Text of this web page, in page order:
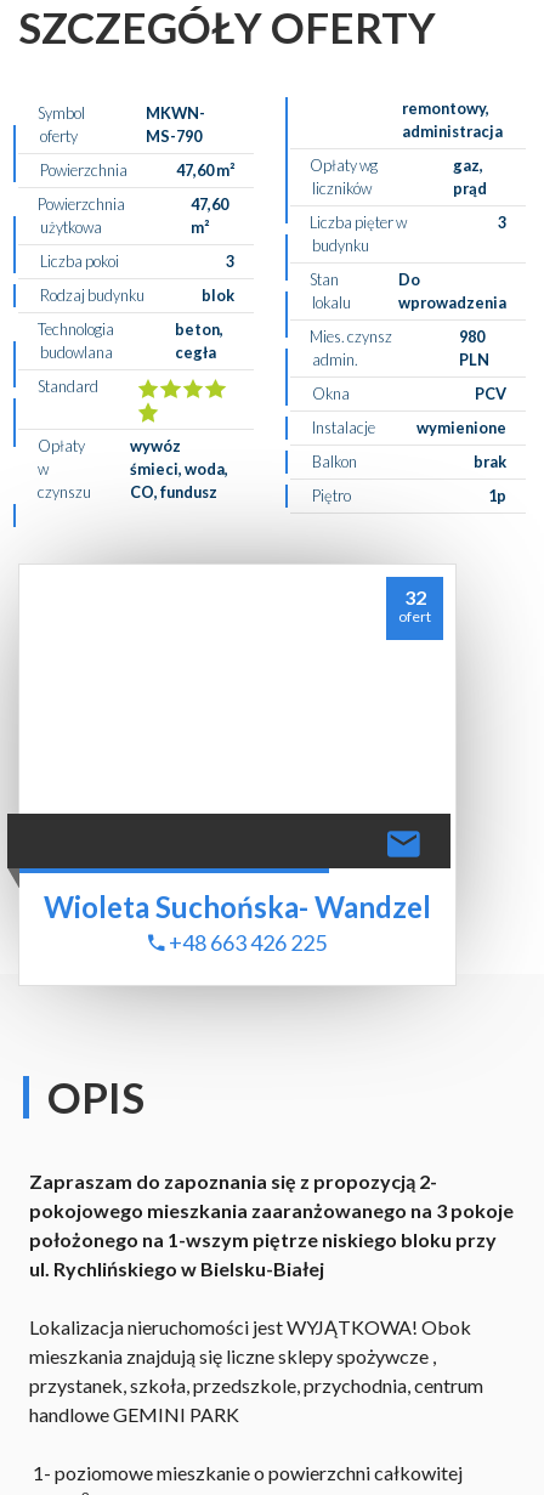
SZCZEGÓŁY OFERTY
Symbol
oferty
MKWN-
MS-790
Powierzchnia
47,60 m²
Powierzchnia
użytkowa
47,60
m²
Liczba pokoi
3
Rodzaj budynku
blok
Technologia
budowlana
beton,
cegła
Standard
Opłaty
w
czynszu
wywóz
śmieci, woda,
CO, fundusz
remontowy,
administracja
Opłaty wg
liczników
gaz,
prąd
Liczba pięter w
budynku
3
Stan
lokalu
Do
wprowadzenia
Mies. czynsz
admin.
980
PLN
Okna
PCV
Instalacje
wymienione
Balkon
brak
Piętro
1p
32
ofert
Wioleta Suchońska- Wandzel
+48 663 426 225
OPIS
Zapraszam do zapoznania się z propozycją 2-
pokojowego mieszkania zaaranżowanego na 3 pokoje
położonego na 1-wszym piętrze niskiego bloku przy
ul. Rychlińskiego w Bielsku-Białej
Lokalizacja nieruchomości jest WYJĄTKOWA! Obok
mieszkania znajdują się liczne sklepy spożywcze ,
przystanek, szkoła, przedszkole, przychodnia, centrum
handlowe GEMINI PARK
1- poziomowe mieszkanie o powierzchni całkowitej